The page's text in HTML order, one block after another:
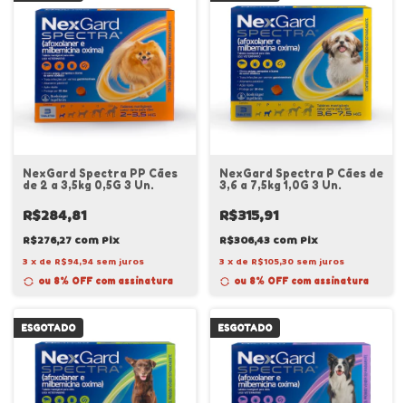
NexGard Spectra PP Cães
de 2 a 3,5kg 0,5G 3 Un.
R$284,81
R$276,27 com Pix
3 x de R$94,94 sem juros
ou 8% OFF com assinatura
NexGard Spectra P Cães de
3,6 a 7,5kg 1,0G 3 Un.
R$315,91
R$306,43 com Pix
3 x de R$105,30 sem juros
ou 8% OFF com assinatura
ESGOTADO ESGOTADO